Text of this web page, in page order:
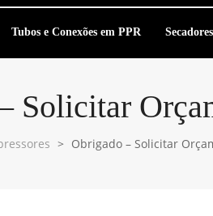
Tubos e Conexões em PPR
Solicitar
> Obrigado – Solicitar